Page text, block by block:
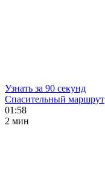
Узнать за 90 секунд
Спасительный маршрут
01:58
2 мин